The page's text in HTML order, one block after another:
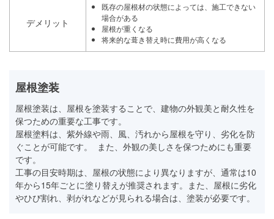
デメリット
既存の屋根材の状態によっては、施工できない
場合がある
屋根が重くなる
将来的な葺き替え時に費用が高くなる
屋根塗装
屋根塗装は、屋根を塗装することで、建物の外観美と耐久性を
保つための重要な工事です。
屋根塗料は、紫外線や雨、風、汚れから屋根を守り、劣化を防
ぐことが可能です。 また、外観の美しさを保つためにも重要
です。
工事の目安時期は、屋根の状態により異なりますが、通常は10
年から15年ごとに塗り替えが推奨されます。また、屋根に劣化
やひび割れ、剥がれなどが見られる場合は、塗装が必要です。